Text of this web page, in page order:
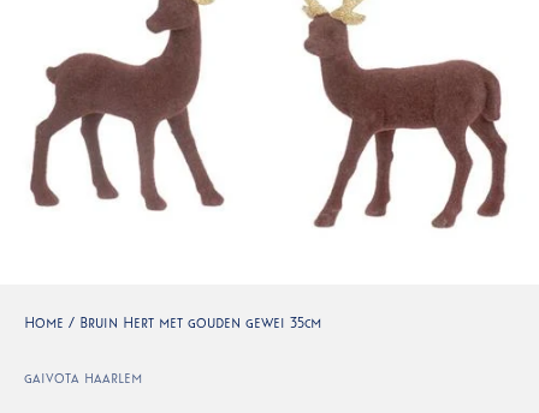
Home / Bruin Hert met gouden gewei 35cm
gaivota haarlem